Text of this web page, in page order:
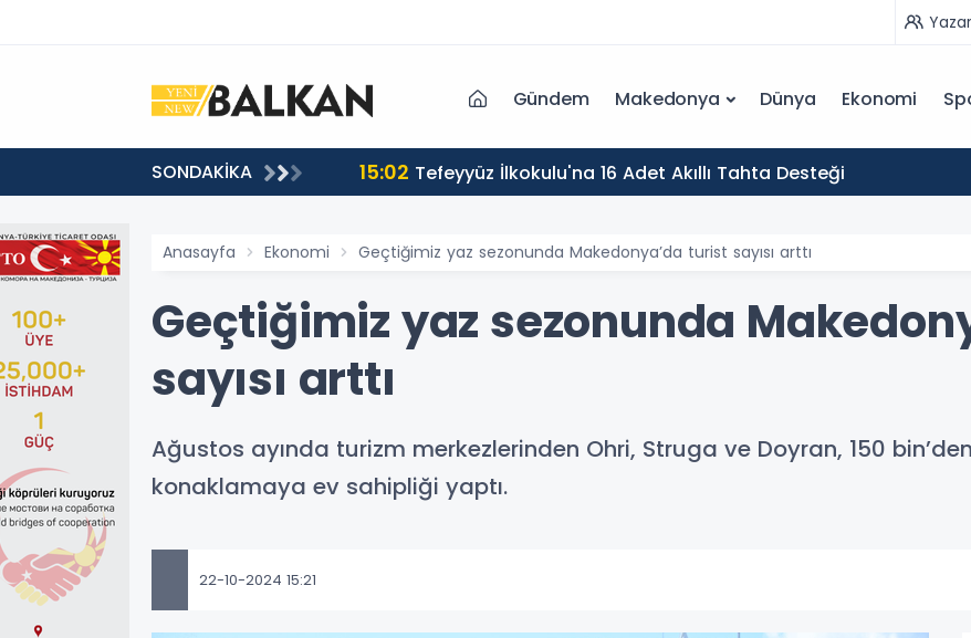
Gündem Makedonya Dünya Ekonomi
SONDAKİKA 15:02 Tefeyyüz İlkokulu'na 16 Adet Akıllı Tahta Desteği
Anasayfa Ekonomi Geçtiğimiz yaz sezonunda Makedonya’da turist sayısı arttı
Geçtiğimiz yaz sezonunda
sayısı arttı
Ağustos ayında turizm merkezlerinden Ohri, Struga ve Doyran, 150
konaklamaya ev sahipliği yaptı.
22-10-2024 15:21